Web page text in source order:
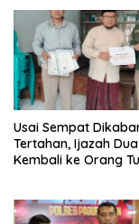
Usai Sempat
Tertahan, Ijazah
Kembali ke Orang